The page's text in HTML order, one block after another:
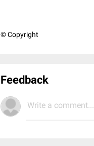
© Copyright
Feedback
Write a comment...